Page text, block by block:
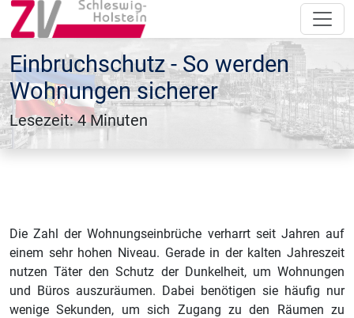
Einbruchschutz - So werden
Wohnungen sicherer
Lesezeit: 4 Minuten
Die Zahl der Wohnungseinbrüche verharrt seit Jahren auf
einem sehr hohen Niveau. Gerade in der kalten Jahreszeit
nutzen Täter den Schutz der Dunkelheit, um Wohnungen
und Büros auszuräumen. Dabei benötigen sie häufig nur
wenige Sekunden, um sich Zugang zu den Räumen zu